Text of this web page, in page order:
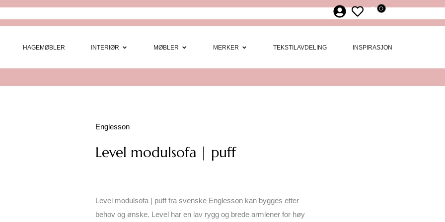
0
HAGEMØBLER INTERIØR Open Interiør
MØBLER Open Møbler
MERKER Open Merker
TEKSTILAVDELING INSPIRASJON
Englesson
Level modulsofa | puff
Level modulsofa | puff fra svenske Englesson kan bygges etter
behov og ønske. Level har en lav rygg og brede armlener for høy